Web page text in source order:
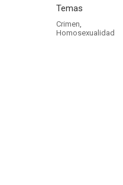
Temas
Crimen,
Homosexualidad